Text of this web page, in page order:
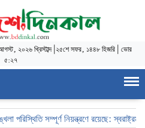
২০২৬ খ্রিস্টাব্দ| ২৫শে সফর, ১৪৪৮ হিজরি ভোর
৫:২৭
সম্পূর্ণ নিয়ন্ত্রণে রয়েছে: স্বরাষ্ট্রমন্ত্রী